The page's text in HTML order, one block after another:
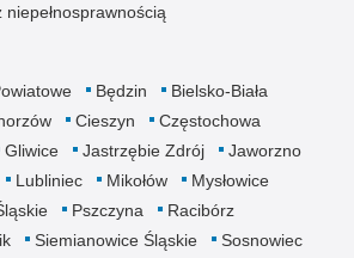
Będzin
Bielsko-Biała
Cieszyn
Częstochowa
Gliwice Jastrzębie Zdrój
Jaworzno
Lubliniec Mikołów
Mysłowice
Pszczyna
Racibórz
Siemianowice Śląskie
Sosnowiec